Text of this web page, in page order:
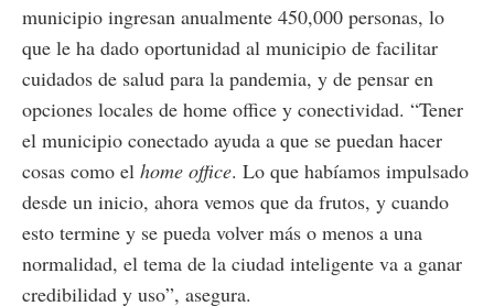
municipio ingresan anualmente 450,000 personas, lo
que le ha dado oportunidad al municipio de facilitar
cuidados de salud para la pandemia, y de pensar en
opciones locales de home office y conectividad. “Tener
el municipio conectado ayuda a que se puedan hacer
cosas como el home office. Lo que habíamos impulsado
desde un inicio, ahora vemos que da frutos, y cuando
esto termine y se pueda volver más o menos a una
normalidad, el tema de la ciudad inteligente va a ganar
credibilidad y uso”, asegura.